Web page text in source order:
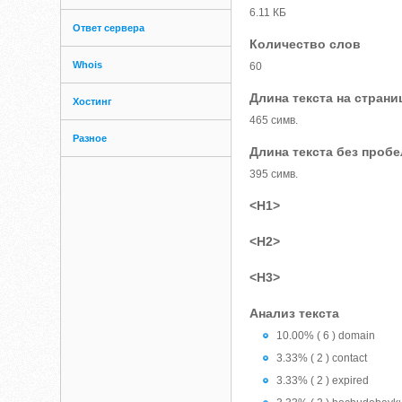
Ответ сервера
Whois
Хостинг
Разное
6.11 КБ
Количество слов
60
Длина текста на
465 симв.
Длина текста без
395 симв.
<H1>
<H2>
<H3>
Анализ текста
10.00% ( 6 ) domain
3.33% ( 2 ) contact
3.33% ( 2 ) expired